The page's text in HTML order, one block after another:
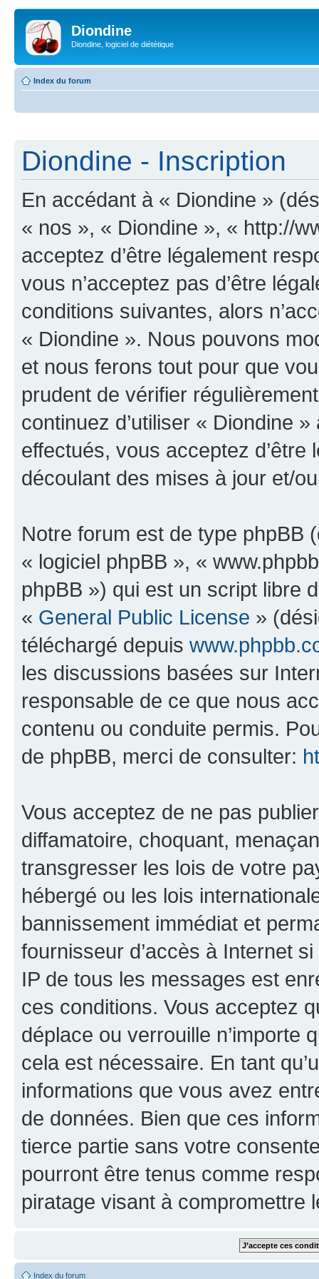
Diondine
Diondine, logiciel de diététique
Index du forum
Diondine - Inscription
En accédant à « Diondine »
« nos », « Diondine », « http://
acceptez d’être légalement
vous n’acceptez pas d’être
conditions suivantes, alors
« Diondine ». Nous pouvons
et nous ferons tout pour que
prudent de vérifier
continuez d’utiliser « Diondine
effectués, vous acceptez
découlant des mises à jour et/
Notre forum est de type phpBB
« logiciel phpBB », «
phpBB ») qui est un script libre
« General Public License »
téléchargé depuis
les discussions basées sur
responsable de ce que nous
contenu ou conduite permis.
de phpBB, merci de consulter:
Vous acceptez de ne pas
diffamatoire, choquant,
transgresser les lois de votre
hébergé ou les lois
bannissement immédiat et
fournisseur d’accès à Internet
IP de tous les messages est
ces conditions. Vous acceptez
déplace ou verrouille n’importe
cela est nécessaire. En tant
informations que vous avez
de données. Bien que ces
tierce partie sans votre
pourront être tenus comme
piratage visant à compromettre
Index du forum